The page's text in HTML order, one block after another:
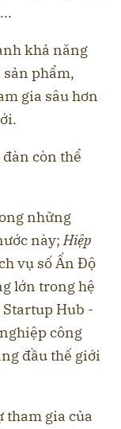
khả năng
phẩm,
gia sâu hơn
còn thể
những
này;Hiệp
vụ số Ấn Độ
lớn trong hệ
Hub -
công
đầu thế giới
tham gia của